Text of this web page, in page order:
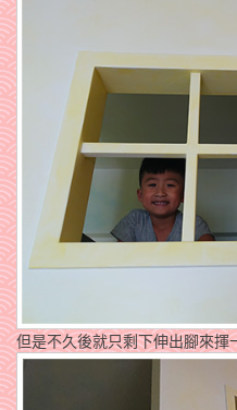
但是不久後就只剩下伸出腳來揮